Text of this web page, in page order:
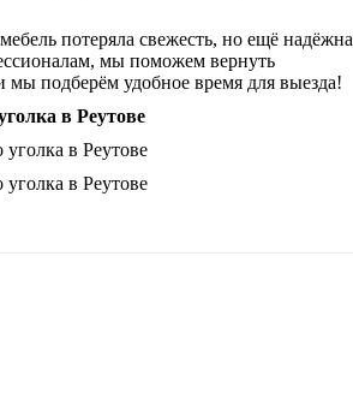
потеряла свежесть, но ещё надёжна
мы поможем вернуть
подберём удобное время для выезда!
в Реутове